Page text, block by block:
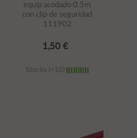
equip acodado 0.5m
con clip de seguridad
111902
1,50 €
Stocks (+10)